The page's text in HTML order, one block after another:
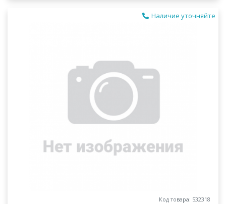
Наличие уточняйте
Код товара: 532318